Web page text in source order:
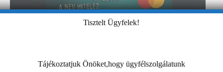
Tisztelt Ügyfelek!
Tájékoztatjuk Önöket,hogy ügyfélszolgálatunk